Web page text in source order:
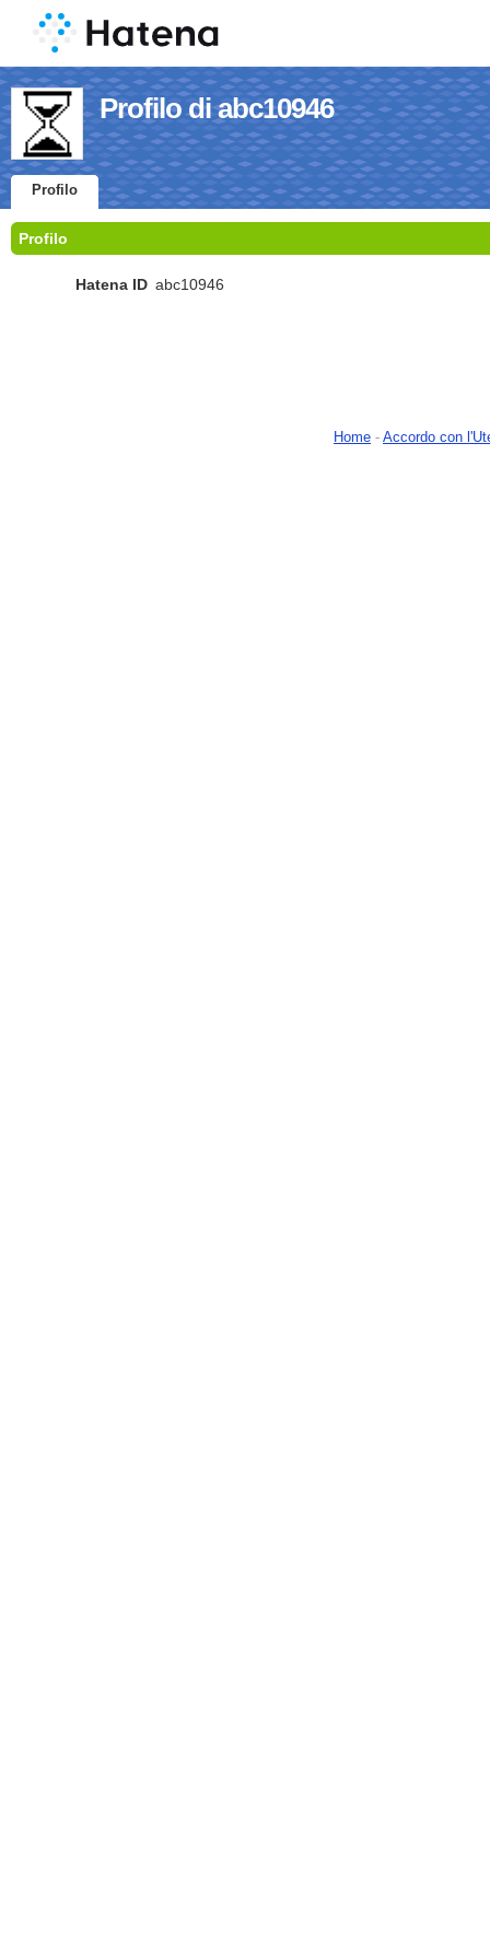
Profilo di abc10946
Profilo
Profilo
Hatena ID abc10946
Home - Accordo con